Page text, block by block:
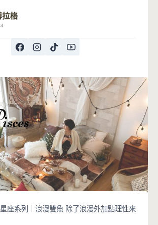
星座系列｜浪漫雙魚 除了浪漫外加點理性來